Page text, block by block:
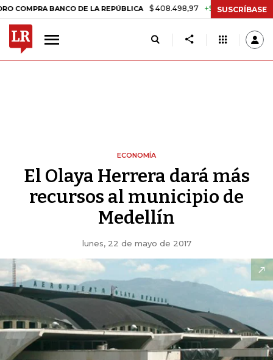
BANCO DE LA REPÚBLICA $ 408.498,97 +$ 8.753,81 +2,19%
SUSCRÍBASE
ECONOMÍA
El Olaya Herrera dará más
recursos al municipio de
Medellín
lunes, 22 de mayo de 2017